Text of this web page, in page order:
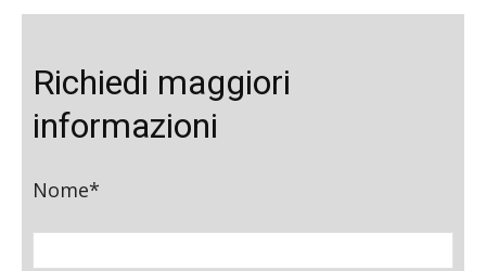
Richiedi maggiori
informazioni
Nome*